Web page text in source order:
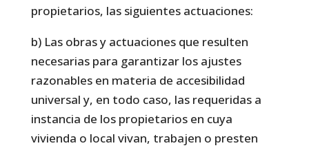
propietarios, las siguientes actuaciones:
b) Las obras y actuaciones que resulten
necesarias para garantizar los ajustes
razonables en materia de accesibilidad
universal y, en todo caso, las requeridas a
instancia de los propietarios en cuya
vivienda o local vivan, trabajen o presten